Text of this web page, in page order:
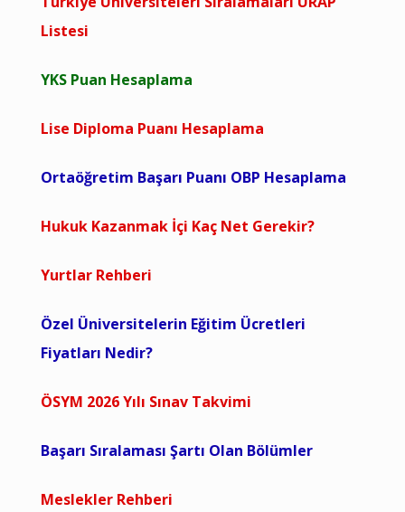
Listesi
YKS Puan Hesaplama
Lise Diploma Puanı Hesaplama
Ortaöğretim Başarı Puanı OBP Hesaplama
Hukuk Kazanmak İçi Kaç Net Gerekir?
Yurtlar Rehberi
Özel Üniversitelerin Eğitim Ücretleri
Fiyatları Nedir?
ÖSYM 2026 Yılı Sınav Takvimi
Başarı Sıralaması Şartı Olan Bölümler
Meslekler Rehberi